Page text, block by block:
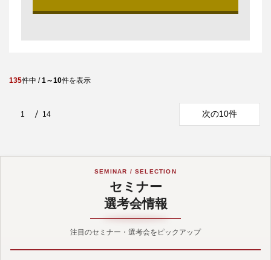
135件中 /1～10件を表示
1 14 次の10件
SEMINAR / SELECTION
セミナー
選考会情報
注目のセミナー・選考会をピックアップ